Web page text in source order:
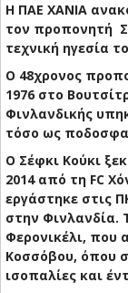
Η ΠΑΕ ΧΑΝΙΑ
τον προπονητή
τεχνική ηγεσία
Ο 48χρονος
1976 στο
Φινλανδικής
τόσο ως
Ο Σέφκι Κούκι
2014 από τη FC
εργάστηκε στις
στην Φινλανδία.
Φερονικέλι, που
Κοσσόβου, όπου
ισοπαλίες και